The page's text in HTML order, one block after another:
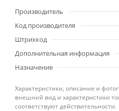
Производитель
Код производителя
Штрихкод
Дополнительная информация
Назначение
Характеристики, описание и
внешний вид и характеристики
соответствуют действительности.